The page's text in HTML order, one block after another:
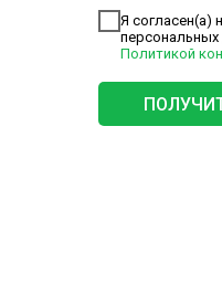
Я согласен(а)
персональных
Политикой